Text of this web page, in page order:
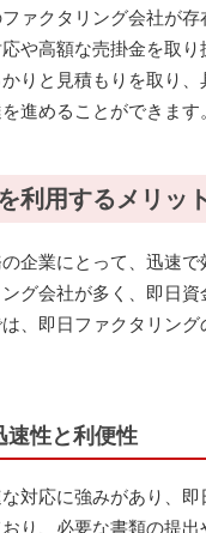
ァクタリング会社が
や高額な売掛金を取
りと見積もりを取り
進めることができます
利用するメリッ
企業にとって、迅速
グ会社が多く、即日
、即日ファクタリン
速性と利便性
対応に強みがあり、
り、必要な書類の提